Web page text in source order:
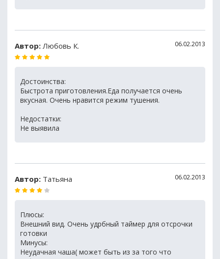
Автор: Любовь К. 06.02.2013
Достоинства:
Быстрота приготовления.Еда получается очень
вкусная. Очень нравится режим тушения.
Недостатки:
Не выявила
Автор: Татьяна 06.02.2013
Плюсы:
Внешний вид. Очень удрбный таймер для отсрочки
готовки
Минусы:
Неудачная чаша( может быть из за того что